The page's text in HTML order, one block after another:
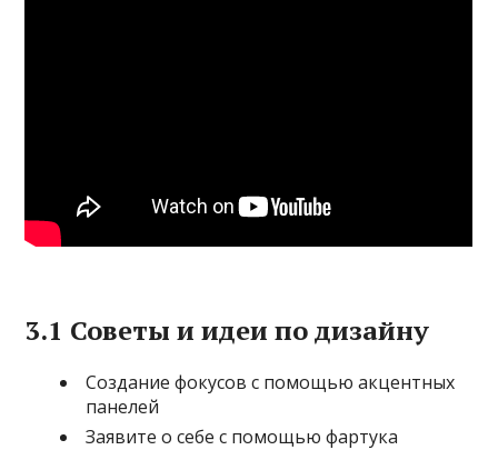
3.1 Советы и идеи по дизайну
Создание фокусов с помощью акцентных
панелей
Заявите о себе с помощью фартука